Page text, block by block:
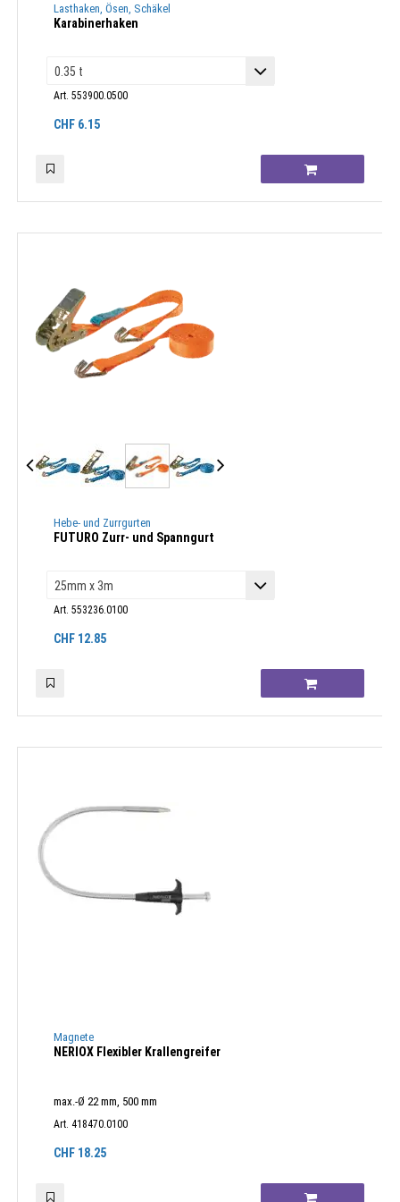
Lasthaken, Ösen, Schäkel
Karabinerhaken
Art. 553900.0500
CHF 6.15
Hebe- und Zurrgurten
FUTURO Zurr- und Spanngurt
Art. 553236.0100
CHF 12.85
Magnete
NERIOX Flexibler Krallengreifer
max.-Ø 22 mm, 500 mm
Art. 418470.0100
CHF 18.25